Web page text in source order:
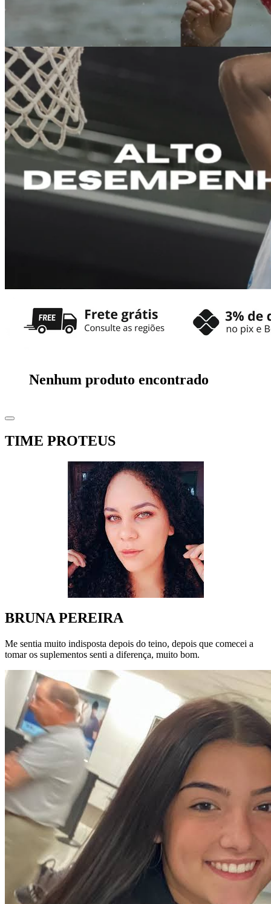
Nenhum produto encontrado
TIME PROTEUS
BRUNA PEREIRA
Me sentia muito indisposta depois do teino, depois que comecei a
tomar os suplementos senti a diferença, muito bom.